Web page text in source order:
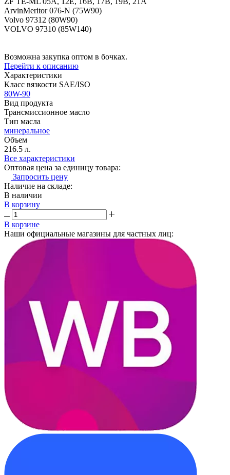
ArvinMeritor 076-N (75W90)
Volvo 97312 (80W90)
VOLVO 97310 (85W140)
Возможна закупка оптом в бочках.
Перейти к описанию
Характеристики
Класс вязкости SAE/ISO
80W-90
Вид продукта
Трансмиссионное масло
Тип масла
минеральное
Объем
216.5 л.
Все характеристики
Оптовая цена за единицу товара:
Запросить цену
Наличие на складе:
В наличии
В корзину
В корзине
Наши официальные магазины для частных лиц: